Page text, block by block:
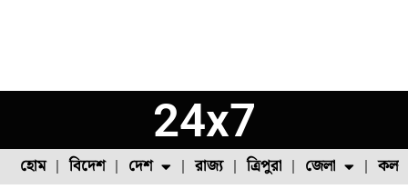
24x7
হোম বিদেশ দেশ রাজ্য ত্রিপুরা জেলা